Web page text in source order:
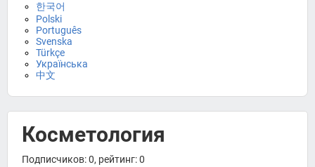
한국어
Polski
Português
Svenska
Türkçe
Українська
中文
Косметология
Подписчиков: 0, рейтинг: 0